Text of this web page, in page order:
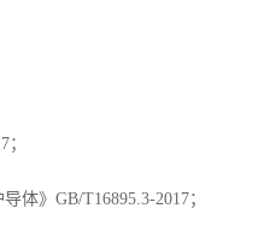
体》GB/T16895.3-2017；